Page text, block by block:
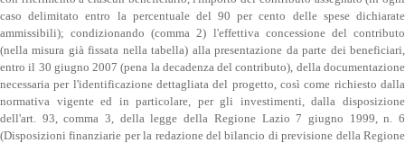
caso delimitato entro la percentuale del 90 per cento delle spese dichiarate
ammissibili); condizionando (comma 2) l'effettiva concessione del contributo
(nella misura già fissata nella tabella) alla presentazione da parte dei beneficiari,
entro il 30 giugno 2007 (pena la decadenza del contributo), della documentazione
necessaria per l'identificazione dettagliata del progetto, così come richiesto dalla
normativa vigente ed in particolare, per gli investimenti, dalla disposizione
dell'art. 93, comma 3, della legge della Regione Lazio 7 giugno 1999, n. 6
(Disposizioni finanziarie per la redazione del bilancio di previsione della Regione